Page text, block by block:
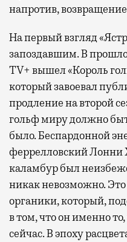
напротив,
На первый взгляд
запоздавшим. В
TV+ вышел «Король
который завоевал
продление на второй
гольф миру должно
было. Беспардонной
феррелловский Лонни
каламбур был
никак невозможно.
органики, который,
в том, что он именно
сейчас. В эпоху